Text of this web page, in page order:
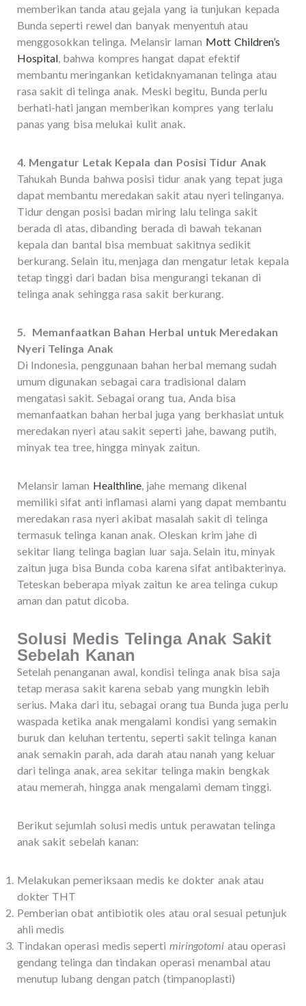
memberikan tanda atau gejala yang ia tunjukan kepada
Bunda seperti rewel dan banyak menyentuh atau
menggosokkan telinga. Melansir laman Mott Children’s
Hospital, bahwa kompres hangat dapat efektif
membantu meringankan ketidaknyamanan telinga atau
rasa sakit di telinga anak. Meski begitu, Bunda perlu
berhati-hati jangan memberikan kompres yang terlalu
panas yang bisa melukai kulit anak.
4. Mengatur Letak Kepala dan Posisi Tidur Anak
Tahukah Bunda bahwa posisi tidur anak yang tepat juga
dapat membantu meredakan sakit atau nyeri telinganya.
Tidur dengan posisi badan miring lalu telinga sakit
berada di atas, dibanding berada di bawah tekanan
kepala dan bantal bisa membuat sakitnya sedikit
berkurang. Selain itu, menjaga dan mengatur letak kepala
tetap tinggi dari badan bisa mengurangi tekanan di
telinga anak sehingga rasa sakit berkurang.
5. Memanfaatkan Bahan Herbal untuk Meredakan
Nyeri Telinga Anak
Di Indonesia, penggunaan bahan herbal memang sudah
umum digunakan sebagai cara tradisional dalam
mengatasi sakit. Sebagai orang tua, Anda bisa
memanfaatkan bahan herbal juga yang berkhasiat untuk
meredakan nyeri atau sakit seperti jahe, bawang putih,
minyak tea tree, hingga minyak zaitun.
Melansir laman Healthline, jahe memang dikenal
memiliki sifat anti inflamasi alami yang dapat membantu
meredakan rasa nyeri akibat masalah sakit di telinga
termasuk telinga kanan anak. Oleskan krim jahe di
sekitar liang telinga bagian luar saja. Selain itu, minyak
zaitun juga bisa Bunda coba karena sifat antibakterinya.
Teteskan beberapa miyak zaitun ke area telinga cukup
aman dan patut dicoba.
Solusi Medis Telinga Anak Sakit
Sebelah Kanan
Setelah penanganan awal, kondisi telinga anak bisa saja
tetap merasa sakit karena sebab yang mungkin lebih
serius. Maka dari itu, sebagai orang tua Bunda juga perlu
waspada ketika anak mengalami kondisi yang semakin
buruk dan keluhan tertentu, seperti sakit telinga kanan
anak semakin parah, ada darah atau nanah yang keluar
dari telinga anak, area sekitar telinga makin bengkak
atau memerah, hingga anak mengalami demam tinggi.
Berikut sejumlah solusi medis untuk perawatan telinga
anak sakit sebelah kanan:
Melakukan pemeriksaan medis ke dokter anak atau
dokter THT
Pemberian obat antibiotik oles atau oral sesuai petunjuk
ahli medis
Tindakan operasi medis seperti miringotomi atau operasi
gendang telinga dan tindakan operasi menambal atau
menutup lubang dengan patch (timpanoplasti)